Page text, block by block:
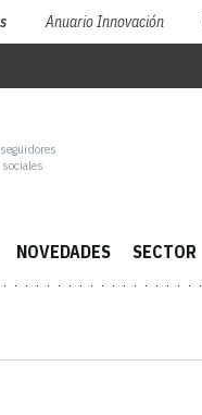
Anuario Innovación
seguidores
NOVEDADES SECTOR